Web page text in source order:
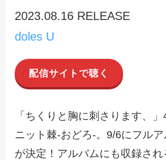
2023.08.16 RELEASE
doles U
配信サイトで聴く
「ちくりと胸に刺さります、
ニット棘-おどろ-。9/6にフル
が決定！アルバムにも収録さ